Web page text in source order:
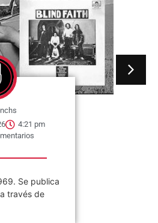
4:21 pm
Se publica
través de